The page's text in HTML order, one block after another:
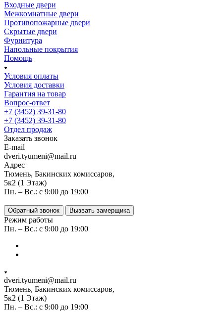
Входные двери
Межкомнатные двери
Противопожарные двери
Скрытые двери
Фурнитура
Напольные покрытия
Помощь
Условия оплаты
Условия доставки
Гарантия на товар
Вопрос-ответ
+7 (3452) 39-31-80
+7 (3452) 39-31-80
Отдел продаж
Заказать звонок
E-mail
dveri.tyumeni@mail.ru
Адрес
Тюмень, Бакинских комиссаров,
5к2 (1 Этаж)
Пн. – Вс.: с 9:00 до 19:00
Обратный звонок Вызвать замерщика
Режим работы
Пн. – Вс.: с 9:00 до 19:00
dveri.tyumeni@mail.ru
Тюмень, Бакинских комиссаров,
5к2 (1 Этаж)
Пн. – Вс.: с 9:00 до 19:00